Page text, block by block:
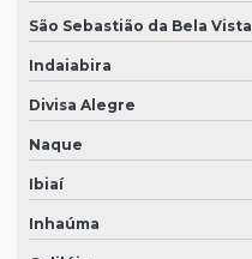
São Sebastião da Bela Vista
Indaiabira
Divisa Alegre
Naque
Ibiaí
Inhaúma